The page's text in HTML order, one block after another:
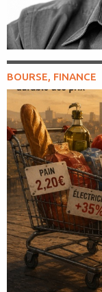
BOURSE, FINANCE